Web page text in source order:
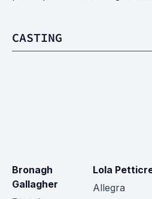
CASTING
Bronagh
Gallagher
Lola
Allegra